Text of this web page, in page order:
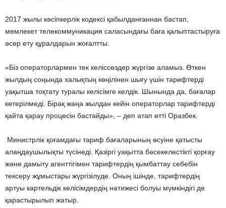
2017 жылы кәсіпкерлік кодексі қабылданғаннан бастап,
мемлекет телекоммуникация саласындағы баға қалыптастыруға
әсер ету құралдарын жоғалтты.
«Біз операторлармен тек келіссөздер жүргізе аламыз. Өткен
жылдың соңында халықтың көңілінен шығу үшін тарифтерді
уақытша тоқтату туралы келісімге келдік. Шынында да, бағалар
көтерілмеді. Бірақ жаңа жылдан кейін операторлар тарифтерді
қайта қарау процесін бастайды», – деп атап өтті Оразбек.
Министрлік қоғамдағы тариф бағаларының өсуіне қатысты
алаңдаушылықты түсінеді. Қазіргі уақытта бәсекелестікті қорғау
және дамыту агенттігімен тарифтердің қымбаттау себебін
тексеру жұмыстары жүргізілуде. Оның ішінде, тарифтердің
артуы картельдік келісімдердің нәтижесі болуы мүмкіндігі де
қарастырылып жатыр.